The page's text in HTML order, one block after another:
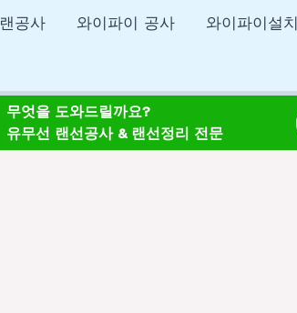
랜공사 와이파이 공사 와이파이설치
무엇을 도와드릴까요?
유무선 랜선공사 & 랜선정리 전문